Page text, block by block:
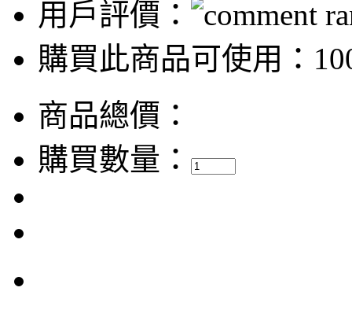
用戶評價：
購買此商品可使用：
商品總價：
購買數量：